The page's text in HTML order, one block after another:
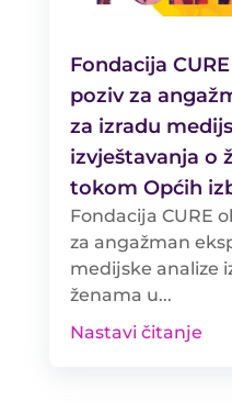
Fondacija
poziv za
za izradu
izvještavanja o
tokom Općih
Fondacija CURE
za angažman
medijske analize
ženama u...
Nastavi čitanje